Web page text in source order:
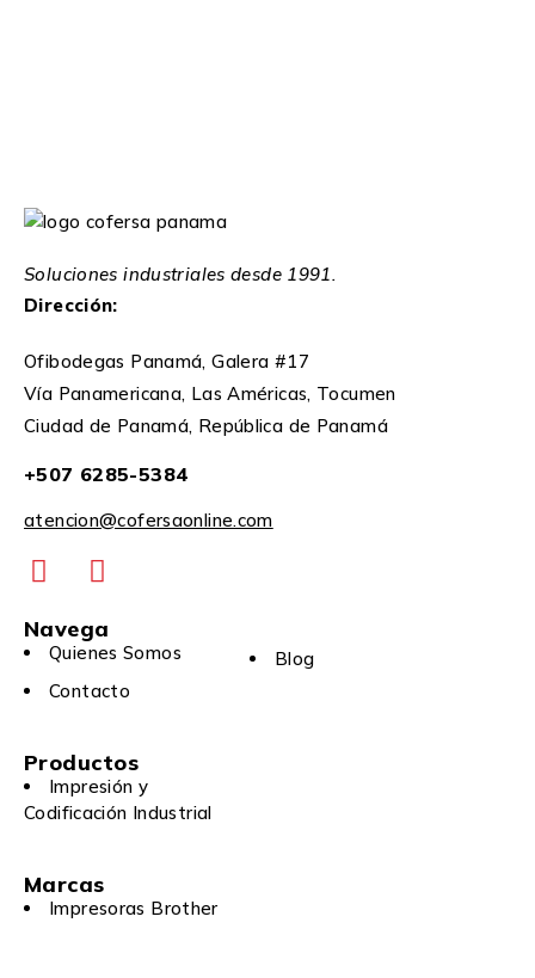
Soluciones industriales desde 1991.
Dirección:
Ofibodegas Panamá, Galera #17
Vía Panamericana, Las Américas, Tocumen
Ciudad de Panamá, República de Panamá
+507 6285-5384
atencion@cofersaonline.com
Navega
Quienes Somos
Blog
Contacto
Productos
Impresión y
Codificación Industrial
Marcas
Impresoras Brother